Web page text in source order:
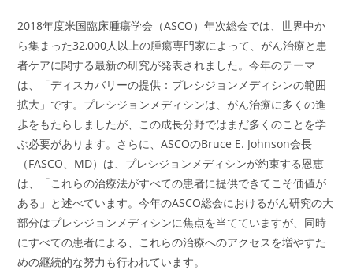
2018年度米国臨床腫瘍学会（ASCO）年次総会では、世界中か
ら集まった32,000人以上の腫瘍専門家によって、がん治療と患
者ケアに関する最新の研究が発表されました。今年のテーマ
は、「ディスカバリーの提供：プレシジョンメディシンの範囲
拡大」です。プレシジョンメディシンは、がん治療に多くの進
歩をもたらしましたが、この成長分野ではまだ多くのことを学
ぶ必要があります。さらに、ASCOのBruce E. Johnson会長
（FASCO、MD）は、プレシジョンメディシンが約束する恩恵
は、「これらの治療法がすべての患者に提供できてこそ価値が
ある」と述べています。今年のASCO総会におけるがん研究の大
部分はプレシジョンメディシンに焦点を当てていますが、同時
にすべての患者による、これらの治療へのアクセスを増やすた
めの継続的な努力も行われています。